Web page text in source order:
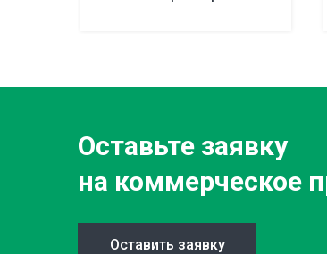
Оставьте заявку
на коммерческое
Оставить заявку